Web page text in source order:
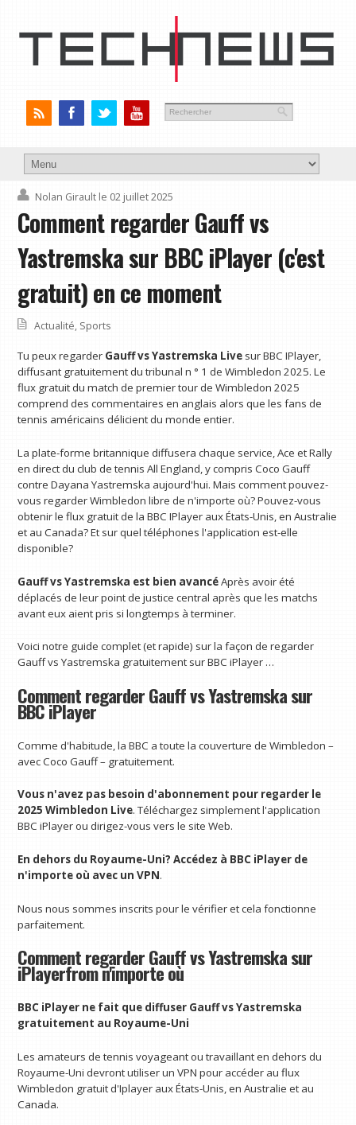
Nolan Girault le 02 juillet 2025
Comment regarder Gauff vs
Yastremska sur BBC iPlayer (c'est
gratuit) en ce moment
Actualité, Sports
Tu peux regarder Gauff vs Yastremska Live sur BBC IPlayer,
diffusant gratuitement du tribunal n ° 1 de Wimbledon 2025. Le
flux gratuit du match de premier tour de Wimbledon 2025
comprend des commentaires en anglais alors que les fans de
tennis américains délicient du monde entier.
La plate-forme britannique diffusera chaque service, Ace et Rally
en direct du club de tennis All England, y compris Coco Gauff
contre Dayana Yastremska aujourd'hui. Mais comment pouvez-
vous regarder Wimbledon libre de n'importe où? Pouvez-vous
obtenir le flux gratuit de la BBC IPlayer aux États-Unis, en Australie
et au Canada? Et sur quel téléphones l'application est-elle
disponible?
Gauff vs Yastremska est bien avancéAprès avoir été
déplacés de leur point de justice central après que les matchs
avant eux aient pris si longtemps à terminer.
Voici notre guide complet (et rapide) sur la façon de regarder
Gauff vs Yastremska gratuitement sur BBC iPlayer …
Comment regarder Gauff vs Yastremska sur
BBC iPlayer
Comme d'habitude, la BBC a toute la couverture de Wimbledon –
avec Coco Gauff – gratuitement.
Vous n'avez pas besoin d'abonnement pour regarder le
2025 Wimbledon Live. Téléchargez simplement l'application
BBC iPlayer ou dirigez-vous vers le site Web.
En dehors du Royaume-Uni?Accédez à BBC iPlayer de
n'importe où avec un VPN.
Nous nous sommes inscrits pour le vérifier et cela fonctionne
parfaitement.
Comment regarder Gauff vs Yastremska sur
iPlayerfrom n'importe où
BBC iPlayer ne fait que diffuser Gauff vs Yastremska
gratuitement au Royaume-Uni
Les amateurs de tennis voyageant ou travaillant en dehors du
Royaume-Uni devront utiliser un VPN pour accéder au flux
Wimbledon gratuit d'Iplayer aux États-Unis, en Australie et au
Canada.